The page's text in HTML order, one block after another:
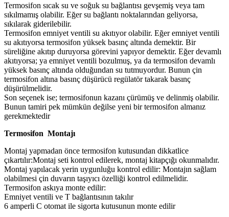
Termosifon sıcak su ve soğuk su bağlantısı gevşemiş veya tam
sıkılmamış olabilir. Eğer su bağlantı noktalarından geliyorsa,
sıkılarak giderilebilir.
Termosifon emniyet ventili su akıtıyor olabilir. Eğer emniyet ventili
su akıtıyorsa termosifon yüksek basınç altında demektir. Bir
süreliğine akıtıp duruyorsa görevini yapıyor demektir. Eğer devamlı
akıtıyorsa; ya emniyet ventili bozulmuş, ya da termosifon devamlı
yüksek basınç altında olduğundan su tutmuyordur. Bunun çin
termosifon altına basınç düşürücü regülatör takarak basınç
düşürülmelidir.
Son seçenek ise; termosifonun kazanı çürümüş ve delinmiş olabilir.
Bunun tamiri pek mümkün değilse yeni bir termosifon almanız
gerekmektedir
Termosifon Montajı
Montaj yapmadan önce termosifon kutusundan dikkatlice
çıkartılır:Montaj seti kontrol edilerek, montaj kitapçığı okunmalıdır.
Montaj yapılacak yerin uygunluğu kontrol edilir: Montajın sağlam
olabilmesi çin duvarın taşıyıcı özelliği kontrol edilmelidir.
Termosifon askıya monte edilir:
Emniyet ventili ve T bağlantısının takılır
6 amperli C otomat ile sigorta kutusunun monte edilir